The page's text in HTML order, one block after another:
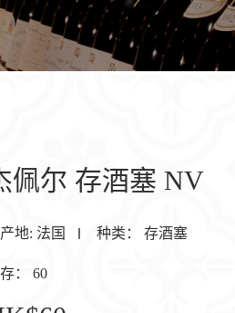
佩尔 存酒塞 NV
地: 法国 种类： 存酒塞
： 60